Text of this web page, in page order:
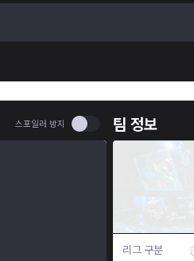
스포일러 방지 Use setting spoiler
팀 정보
리그 구분